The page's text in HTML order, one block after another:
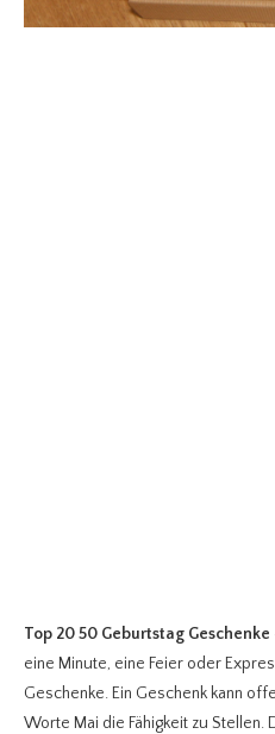
Top 20 50 Geburtstag Geschenke
eine Minute, eine Feier oder
Geschenke. Ein Geschenk kann
Worte Mai die Fähigkeit zu Stellen.